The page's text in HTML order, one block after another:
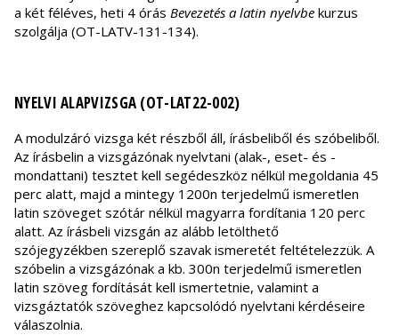
a két féléves, heti 4 órás Bevezetés a latin nyelvbe kurzus
szolgálja (OT-LATV-131-134).
NYELVI ALAPVIZSGA (OT-LAT22-002)
A modulzáró vizsga két részből áll, írásbeliből és szóbeliből.
Az írásbelin a vizsgázónak nyelvtani (alak-, eset- és -
mondattani) tesztet kell segédeszköz nélkül megoldania 45
perc alatt, majd a mintegy 1200n terjedelmű ismeretlen
latin szöveget szótár nélkül magyarra fordítania 120 perc
alatt. Az írásbeli vizsgán az alább letölthető
szójegyzékben szereplő szavak ismeretét feltételezzük. A
szóbelin a vizsgázónak a kb. 300n terjedelmű ismeretlen
latin szöveg fordítását kell ismertetnie, valamint a
vizsgáztatók szöveghez kapcsolódó nyelvtani kérdéseire
válaszolnia.